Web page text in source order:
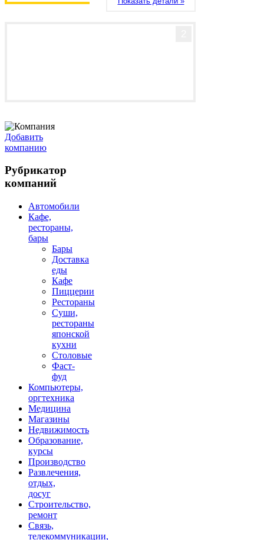
Добавить
компанию
Рубрикатор
компаний
Автомобили
Кафе,
рестораны,
бары
Бары
Доставка
еды
Кафе
Пиццерии
Рестораны
Суши,
рестораны
японской
кухни
Столовые
Фаст-
фуд
Компьютеры,
оргтехника
Медицина
Магазины
Недвижимость
Образование,
курсы
Производство
Развлечения,
отдых,
досуг
Строительство,
ремонт
Связь,
телекоммуникации,